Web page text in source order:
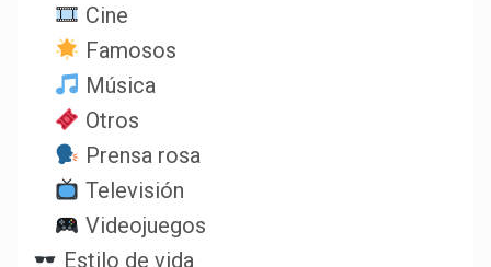
Cine
Famosos
Música
Otros
Prensa rosa
Televisión
Videojuegos
Estilo de vida